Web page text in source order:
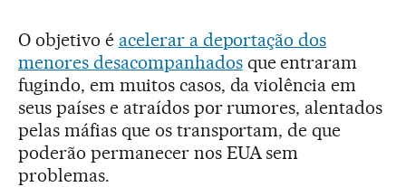
O objetivo é acelerar a deportação dos
menores desacompanhadosque entraram
fugindo, em muitos casos, da violência em
seus países e atraídos por rumores, alentados
pelas máfias que os transportam, de que
poderão permanecer nos EUA sem
problemas.